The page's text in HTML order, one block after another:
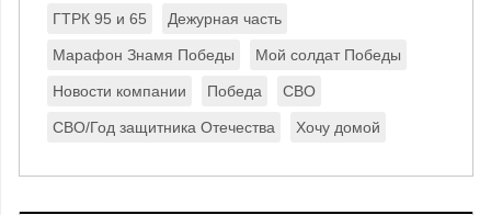
ГТРК 95 и 65 Дежурная часть
Марафон Знамя Победы Мой солдат Победы
Новости компании Победа СВО
СВО/Год защитника Отечества Хочу домой